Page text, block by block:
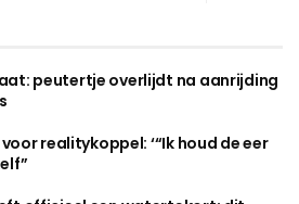
peutertje overlijdt na aanrijding
realitykoppel: ‘“Ik houd de eer